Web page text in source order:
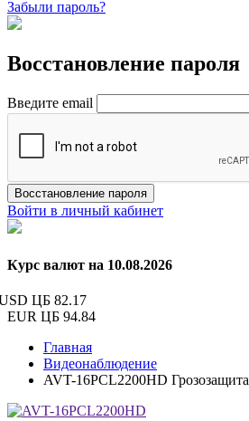
Забыли пароль?
Восстановление пароля
Введите email
Восстановление пароля
Войти в личный кабинет
Курс валют на 10.08.2026
ЦБ 82.17
EUR ЦБ 94.84
Главная
Видеонаблюдение
AVT-16PCL2200HD Грозозащита